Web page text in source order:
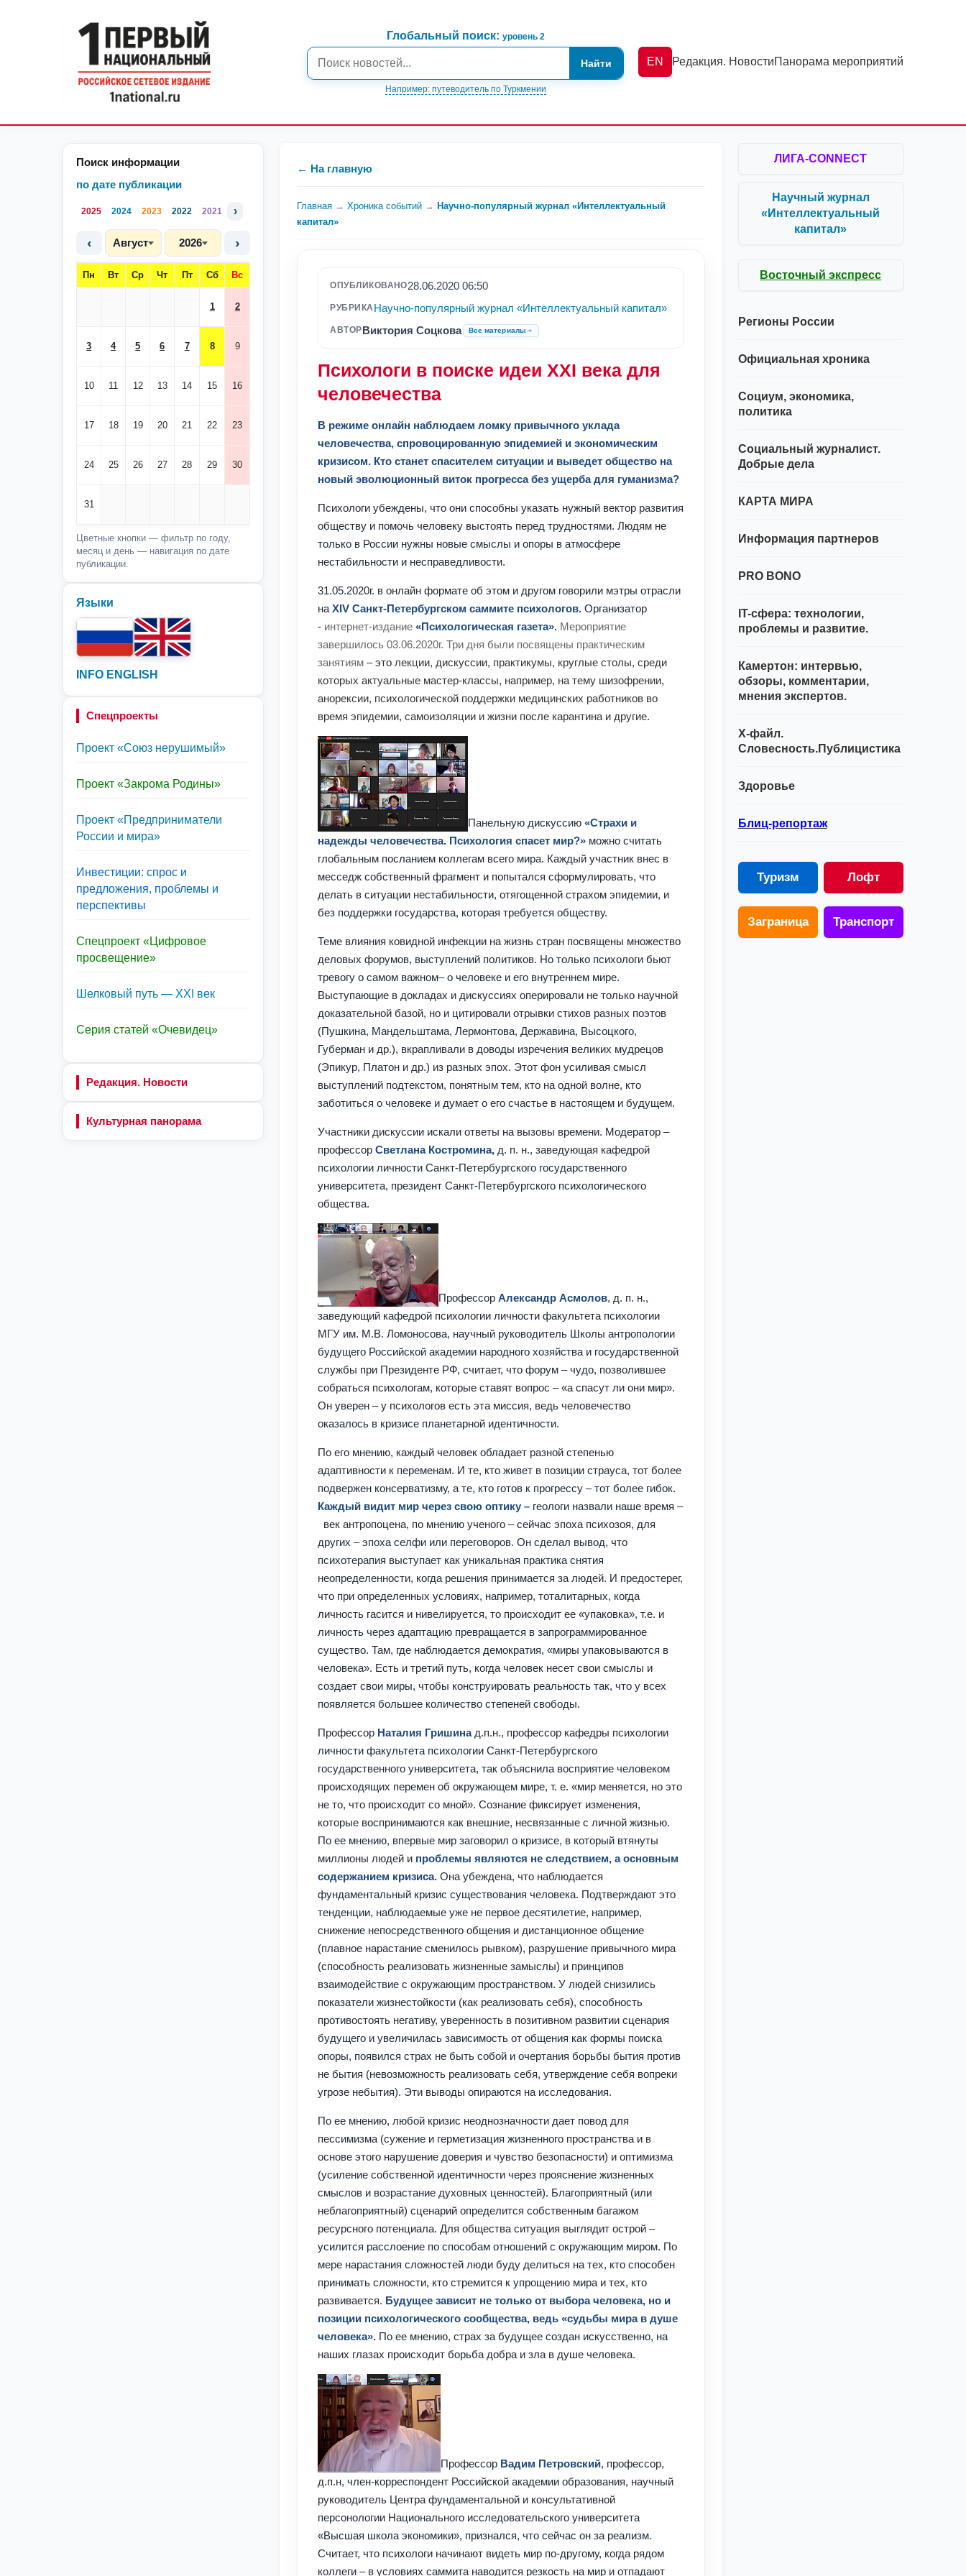
Глобальный поиск: уровень 2
Найти
Например: путеводитель по Туркмении
EN Редакция. НовостиПанорама мероприятий
Поиск информации
по дате публикации
2025 2024 2023 2022 2021 ›
‹ Август 2026 ›
Пн Вт Ср Чт Пт Сб Вс
1 2
3 4 5 6 7 8 9
10 11 12 13 14 15 16
17 18 19 20 21 22 23
24 25 26 27 28 29 30
31
Цветные кнопки — фильтр по году,
месяц и день — навигация по дате
публикации.
Языки
INFO ENGLISH
Спецпроекты
Проект «Союз нерушимый»
Проект «Закрома Родины»
Проект «Предприниматели
России и мира»
Инвестиции: спрос и
предложения, проблемы и
перспективы
Спецпроект «Цифровое
просвещение»
Шелковый путь — XXI век
Серия статей «Очевидец»
Редакция. Новости
Культурная панорама
← На главную
Главная → Хроника событий → Научно-популярный журнал «Интеллектуальный
капитал»
ОПУБЛИКОВАНО28.06.2020 06:50
РУБРИКАНаучно-популярный журнал «Интеллектуальный капитал»
АВТОРВиктория Соцкова Все материалы
Психологи в поиске идеи XXI века для
человечества
В режиме онлайн наблюдаем ломку привычного уклада
человечества, спровоцированную эпидемией и экономическим
кризисом. Кто станет спасителем ситуации и выведет общество на
новый эволюционный виток прогресса без ущерба для гуманизма?
Психологи убеждены, что они способны указать нужный вектор развития
обществу и помочь человеку выстоять перед трудностями. Людям не
только в России нужны новые смыслы и опоры в атмосфере
нестабильности и несправедливости.
31.05.2020г. в онлайн формате об этом и другом говорили мэтры отрасли
наXIV Санкт-Петербургском саммите психологов. Организатор
- интернет-издание «Психологическая газета». Мероприятие
завершилось 03.06.2020г. Три дня были посвящены практическим
занятиям–это лекции, дискуссии, практикумы, круглые столы, среди
которых актуальные мастер-классы, например, на тему шизофрении,
анорексии, психологической поддержки медицинских работников во
время эпидемии, самоизоляции и жизни после карантина и другие.
Панельную дискуссию«Страхи и
надежды человечества. Психология спасет мир?» можно считать
глобальным посланием коллегам всего мира. Каждый участник внес в
месседж собственный фрагмент и попытался сформулировать, что
делать в ситуации нестабильности, отягощенной страхом эпидемии, и
без поддержки государства, которая требуется обществу.
Теме влияния ковидной инфекции на жизнь стран посвящены множество
деловых форумов, выступлений политиков. Но только психологи бьют
тревогу о самом важном– о человеке и его внутреннем мире.
Выступающие в докладах и дискуссиях оперировали не только научной
доказательной базой, но и цитировали отрывки стихов разных поэтов
(Пушкина, Мандельштама, Лермонтова, Державина, Высоцкого,
Губерман и др.), вкрапливали в доводы изречения великих мудрецов
(Эпикур, Платон и др.) из разных эпох. Этот фон усиливая смысл
выступлений подтекстом, понятным тем, кто на одной волне, кто
заботиться о человеке и думает о его счастье в настоящем и будущем.
Участники дискуссии искали ответы на вызовы времени. Модератор –
профессорСветлана Костромина, д. п. н., заведующая кафедрой
психологии личности Санкт-Петербургского государственного
университета, президент Санкт-Петербургского психологического
общества.
ПрофессорАлександр Асмолов, д. п. н.,
заведующий кафедрой психологии личности факультета психологии
МГУ им. М.В. Ломоносова, научный руководитель Школы антропологии
будущего Российской академии народного хозяйства и государственной
службы при Президенте РФ, считает, что форум – чудо, позволившее
собраться психологам, которые ставят вопрос – «а спасут ли они мир».
Он уверен – у психологов есть эта миссия, ведь человечество
оказалось в кризисе планетарной идентичности.
По его мнению, каждый человек обладает разной степенью
адаптивности к переменам. И те, кто живет в позиции страуса, тот более
подвержен консерватизму, а те, кто готов к прогрессу – тот более гибок.
Каждый видит мир через свою оптику – геологи назвали наше время –
век антропоцена, по мнению ученого – сейчас эпоха психозоя, для
других – эпоха селфи или переговоров. Он сделал вывод, что
психотерапия выступает как уникальная практика снятия
неопределенности, когда решения принимается за людей. И предостерег,
что при определенных условиях, например, тоталитарных, когда
личность гасится и нивелируется, то происходит ее «упаковка», т.е. и
личность через адаптацию превращается в запрограммированное
существо. Там, где наблюдается демократия, «миры упаковываются в
человека». Есть и третий путь, когда человек несет свои смыслы и
создает свои миры, чтобы конструировать реальность так, что у всех
появляется большее количество степеней свободы.
Профессор Наталия Гришина д.п.н., профессор кафедры психологии
личности факультета психологии Санкт-Петербургского
государственного университета, так объяснила восприятие человеком
происходящих перемен об окружающем мире, т. е. «мир меняется, но это
не то, что происходит со мной». Сознание фиксирует изменения,
которые воспринимаются как внешние, несвязанные с личной жизнью.
По ее мнению, впервые мир заговорил о кризисе, в который втянуты
миллионы людей и проблемы являются не следствием, а основным
содержанием кризиса. Она убеждена, что наблюдается
фундаментальный кризис существования человека. Подтверждают это
тенденции, наблюдаемые уже не первое десятилетие, например,
снижение непосредственного общения и дистанционное общение
(плавное нарастание сменилось рывком), разрушение привычного мира
(способность реализовать жизненные замыслы) и принципов
взаимодействие с окружающим пространством. У людей снизились
показатели жизнестойкости (как реализовать себя), способность
противостоять негативу, уверенность в позитивном развитии сценария
будущего и увеличилась зависимость от общения как формы поиска
опоры, появился страх не быть собой и очертания борьбы бытия против
не бытия (невозможность реализовать себя, утверждение себя вопреки
угрозе небытия). Эти выводы опираются на исследования.
По ее мнению, любой кризис неоднозначности дает повод для
пессимизма (сужение и герметизация жизненного пространства и в
основе этого нарушение доверия и чувство безопасности) и оптимизма
(усиление собственной идентичности через прояснение жизненных
смыслов и возрастание духовных ценностей). Благоприятный (или
неблагоприятный) сценарий определится собственным багажом
ресурсного потенциала. Для общества ситуация выглядит острой –
усилится расслоение по способам отношений с окружающим миром. По
мере нарастания сложностей люди буду делиться на тех, кто способен
принимать сложности, кто стремится к упрощению мира и тех, кто
развивается. Будущее зависит не только от выбора человека, но и
позиции психологического сообщества, ведь «судьбы мира в душе
человека». По ее мнению, страх за будущее создан искусственно, на
наших глазах происходит борьба добра и зла в душе человека.
Профессор Вадим Петровский, профессор,
д.п.н, член-корреспондент Российской академии образования, научный
руководитель Центра фундаментальной и консультативной
персонологии Национального исследовательского университета
«Высшая школа экономики», признался, что сейчас он за реализм.
Считает, что психологи начинают видеть мир по-другому, когда рядом
коллеги – в условиях саммита наводится резкость на мир и отпадают
ЛИГА-CONNECT
Научный журнал
«Интеллектуальный
капитал»
Восточный экспресс
Регионы России
Официальная хроника
Социум, экономика,
политика
Социальный журналист.
Добрые дела
КАРТА МИРА
Информация партнеров
PRO BONO
IT-сфера: технологии,
проблемы и развитие.
Камертон: интервью,
обзоры, комментарии,
мнения экспертов.
Х-файл.
Словесность.Публицистика
Здоровье
Блиц-репортаж
Туризм Лофт
Заграница Транспорт